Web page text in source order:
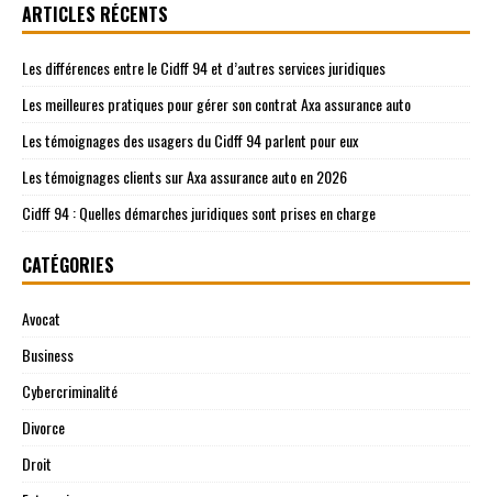
ARTICLES RÉCENTS
Les différences entre le Cidff 94 et d’autres services juridiques
Les meilleures pratiques pour gérer son contrat Axa assurance auto
Les témoignages des usagers du Cidff 94 parlent pour eux
Les témoignages clients sur Axa assurance auto en 2026
Cidff 94 : Quelles démarches juridiques sont prises en charge
CATÉGORIES
Avocat
Business
Cybercriminalité
Divorce
Droit